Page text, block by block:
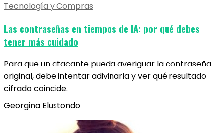
Tecnología y Compras
Las contraseñas en tiempos de IA: por qué debes
tener más cuidado
Para que un atacante pueda averiguar la contraseña
original, debe intentar adivinarla y ver qué resultado
cifrado coincide.
Georgina Elustondo